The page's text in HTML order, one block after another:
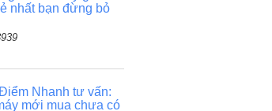
nhất bạn đừng bỏ
Nhanh tư vấn:
mới mua chưa có